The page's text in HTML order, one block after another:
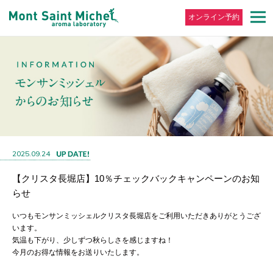
オンライン予約
2025.09.24
【クリスタ長堀店】10％チェックバックキャンペーンのお知
らせ
いつもモンサンミッシェルクリスタ長堀店をご利用いただきありがとうござ
います。
気温も下がり、少しずつ秋らしさを感じますね！
今月のお得な情報をお送りいたします。